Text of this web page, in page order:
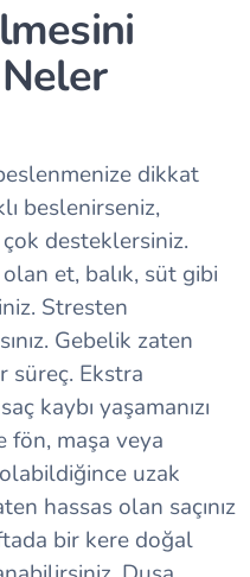
dikkat
beslenirseniz,
çok desteklersiniz.
et, balık, süt gibi
Stresten
Gebelik zaten
süreç. Ekstra
kaybı yaşamanızı
fön, maşa veya
uzak
hassas olan saçınız
bir kere doğal